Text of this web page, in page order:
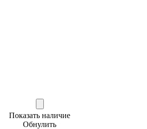
Показать наличие
Обнулить